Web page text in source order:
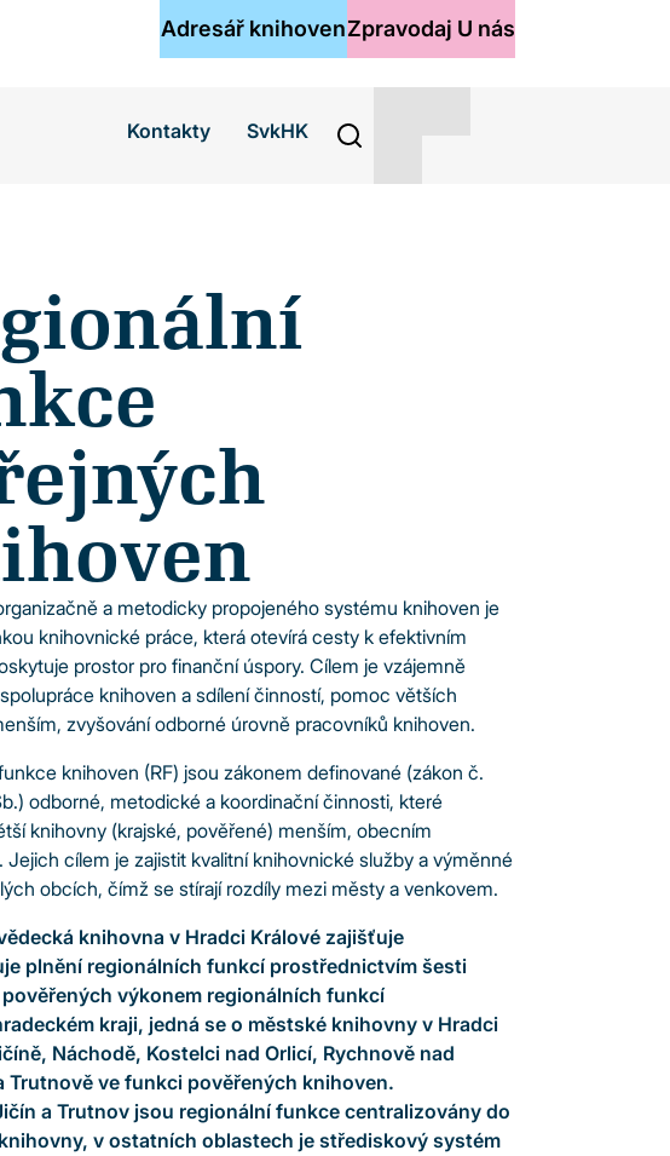
Adresář knihovenZpravodaj U nás
Kontakty SvkHK
a metodicky propojeného systému knihoven je
knihovnické práce, která otevírá cesty k efektivním
prostor pro finanční úspory. Cílem je vzájemně
knihoven a sdílení činností, pomoc větších
zvyšování odborné úrovně pracovníků knihoven.
knihoven (RF) jsou zákonem definované (zákon č.
odborné, metodické a koordinační činnosti, které
knihovny (krajské, pověřené) menším, obecním
Jejich cílem je zajistit kvalitní knihovnické služby a výměnné
obcích, čímž se stírají rozdíly mezi městy a venkovem.
knihovna v Hradci Králové zajišťuje
plnění regionálních funkcí prostřednictvím šesti
výkonem regionálních funkcí
kraji, jedná se o městské knihovny v Hradci
Náchodě, Kostelci nad Orlicí, Rychnově nad
Trutnově ve funkci pověřených knihoven.
a Trutnov jsou regionální funkce centralizovány do
v ostatních oblastech je střediskový systém